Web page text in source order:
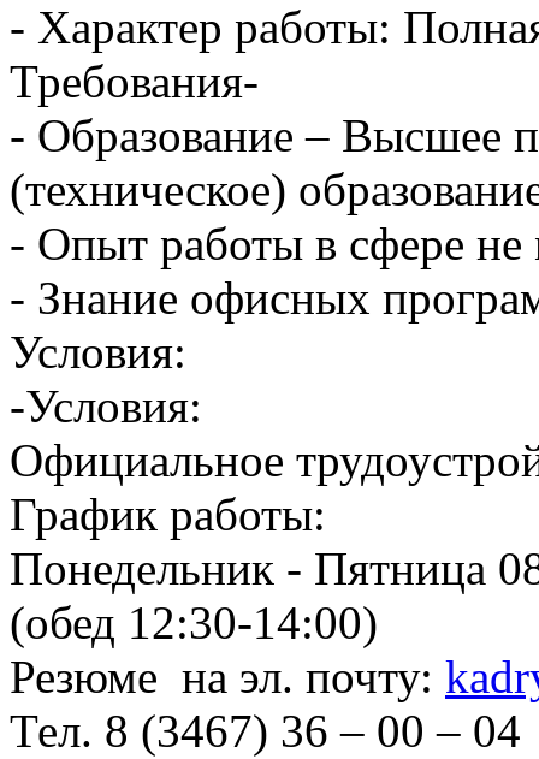
- Характер работы:
Требования-
- Образование – Высшее
(техническое)
- Опыт работы в сфере не
- Знание офисных
Условия:
-Условия:
Официальное
График работы:
Понедельник - Пятница
(обед 12:30-14:00)
Резюме на эл. почту:
Тел. 8 (3467) 36 – 00 – 04